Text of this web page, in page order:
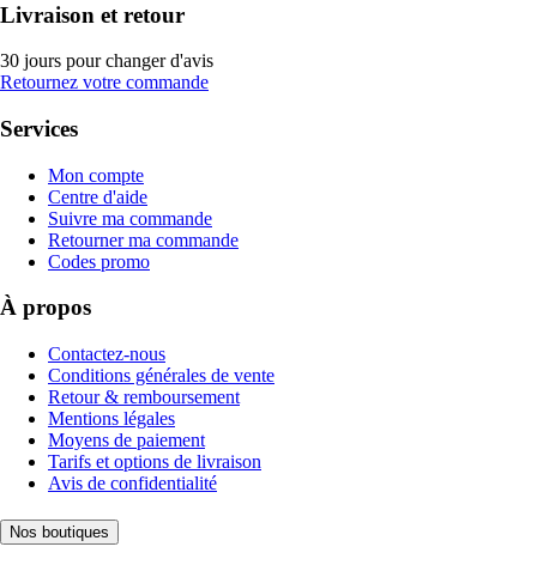
Livraison et retour
30 jours pour changer d'avis
Retournez votre commande
Services
Mon compte
Centre d'aide
Suivre ma commande
Retourner ma commande
Codes promo
À propos
Contactez-nous
Conditions générales de vente
Retour & remboursement
Mentions légales
Moyens de paiement
Tarifs et options de livraison
Avis de confidentialité
Nos boutiques